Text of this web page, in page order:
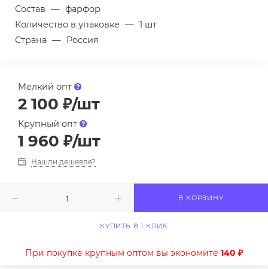
Состав — фарфор
Количество в упаковке — 1 шт
Страна — Россия
Мелкий опт
2 100 ₽/шт
Крупный опт
1 960 ₽/шт
Нашли дешевле?
В КОРЗИНУ
КУПИТЬ В 1 КЛИК
При покупке крупным оптом вы экономите 140 ₽